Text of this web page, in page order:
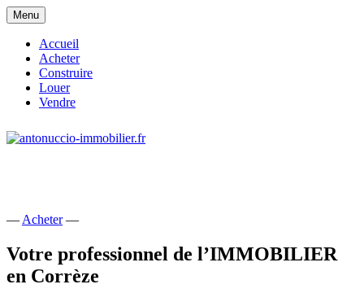
Skip
to
content
Menu
Accueil
Acheter
Construire
Louer
Vendre
— Acheter—
Votre professionnel de l’IMMOBILIER
en Corrèze